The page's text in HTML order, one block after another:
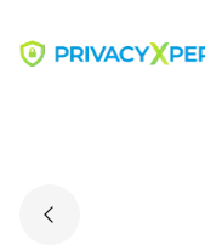
content
Go to landing page.